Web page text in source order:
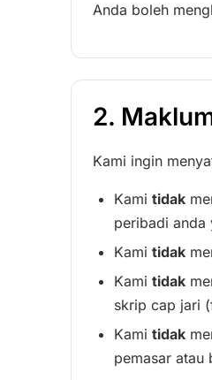
Anda boleh
2.
Kami ingin
Kami tidak
peribadi anda
Kami tidak
Kami tidak
skrip cap jari
Kami tidak
pemasar atau